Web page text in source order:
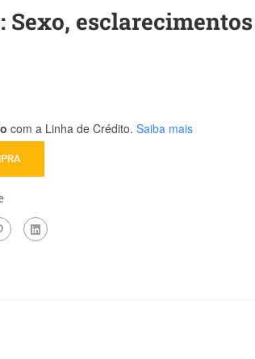
Sexo,
com a Linha de Crédito. Saiba mais